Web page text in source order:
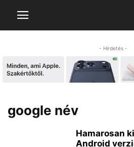
- Hirdetés -
google név
Hamarosan
Android